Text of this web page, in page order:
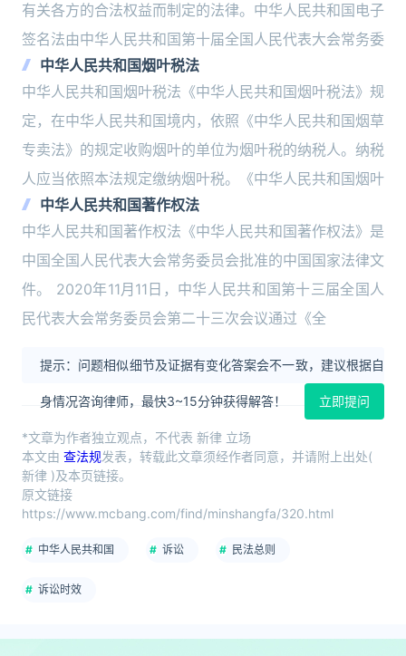
有关各方的合法权益而制定的法律。中华人民共和国电子
签名法由中华人民共和国第十届全国人民代表大会常务委
中华人民共和国烟叶税法
中华人民共和国烟叶税法《中华人民共和国烟叶税法》规
定，在中华人民共和国境内，依照《中华人民共和国烟草
专卖法》的规定收购烟叶的单位为烟叶税的纳税人。纳税
人应当依照本法规定缴纳烟叶税。《中华人民共和国烟叶
中华人民共和国著作权法
中华人民共和国著作权法《中华人民共和国著作权法》是
中国全国人民代表大会常务委员会批准的中国国家法律文
件。 2020年11月11日，中华人民共和国第十三届全国人
民代表大会常务委员会第二十三次会议通过《全
提示：问题相似细节及证据有变化答案会不一致，建议根据自
身情况咨询律师，最快3~15分钟获得解答！ 立即提问
*文章为作者独立观点，不代表 新律 立场
本文由 查法规发表，转载此文章须经作者同意，并请附上出处(
新律 )及本页链接。
原文链接
https://www.mcbang.com/find/minshangfa/320.html
中华人民共和国 诉讼 民法总则
诉讼时效